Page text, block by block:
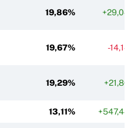
19,86%
19,67% -
19,29%
13,11%